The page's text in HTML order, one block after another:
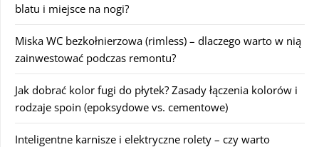
blatu i miejsce na nogi?
Miska WC bezkołnierzowa (rimless) – dlaczego warto w nią
zainwestować podczas remontu?
Jak dobrać kolor fugi do płytek? Zasady łączenia kolorów i
rodzaje spoin (epoksydowe vs. cementowe)
Inteligentne karnisze i elektryczne rolety – czy warto